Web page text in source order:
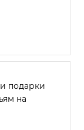
подарки
на